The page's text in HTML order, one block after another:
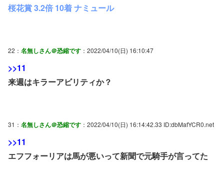
桜花賞 3.2倍 10着 ナミュール
22： 名無しさん＠恐縮です ：2022/04/10(日) 16:10:47
>>11
来週はキラーアビリティか？
31： 名無しさん＠恐縮です ：2022/04/10(日) 16:14:42.33 ID:dbMafYCR0.net
>>11
エフフォーリアは馬が悪いって新聞で元騎手が言ってた